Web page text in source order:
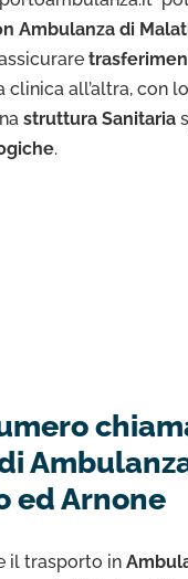
Ambulanza di
clinica all’altra, con
struttura Sanitaria
.
ed Arnone
il trasporto in